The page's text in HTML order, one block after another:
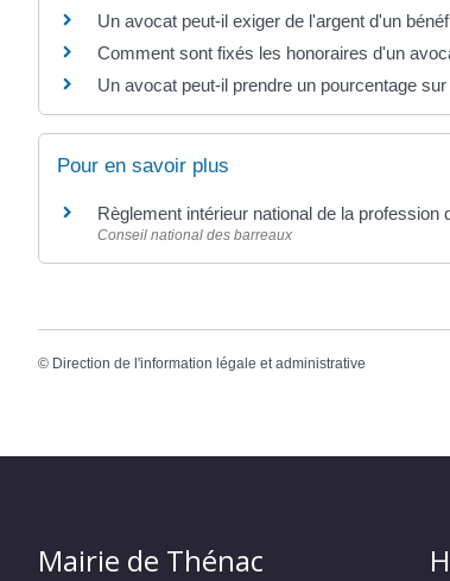
Un avocat peut-il exiger de l'argent d'un
Comment sont fixés les honoraires d'un
Un avocat peut-il prendre un pourcentage
Pour en savoir plus
Règlement intérieur national de la profession
Conseil national des barreaux
© Direction de l'information légale et administrative
Mairie de Thénac